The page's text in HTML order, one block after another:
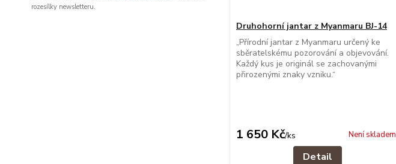
rozesílky newsletteru.
Druhohorní jantar z Myanmaru BJ-14
„Přírodní jantar z Myanmaru určený ke
sběratelskému pozorování a objevování.
Každý kus je originál se zachovanými
přirozenými znaky vzniku.“
1 650 Kč/ks Není skladem
Detail